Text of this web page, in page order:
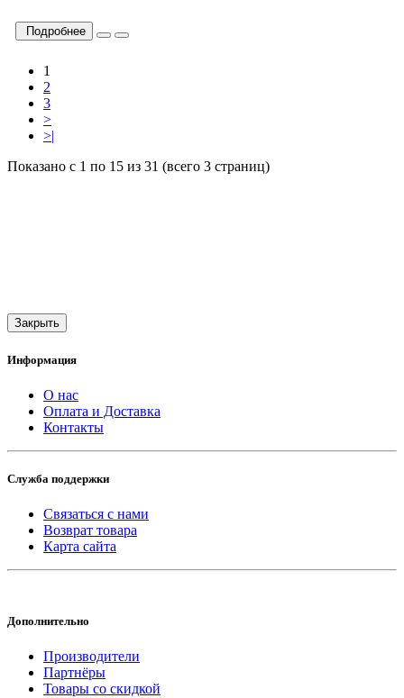
Подробнее
1
2
3
>
>|
Показано с 1 по 15 из 31 (всего 3 страниц)
Закрыть
Информация
О нас
Оплата и Доставка
Контакты
Служба поддержки
Связаться с нами
Возврат товара
Карта сайта
Дополнительно
Производители
Партнёры
Товары со скидкой